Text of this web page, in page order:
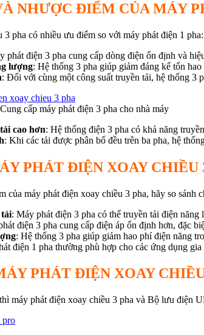
NHƯỢC ĐIỂM CỦA MÁY
pha có nhiều ưu điểm so với máy phát điện 1 pha:
phát điện 3 pha cung cấp dòng điện ổn định và
lượng: Hệ thống 3 pha giúp giảm đáng kể tổn
: Đối với cùng một công suất truyền tải, hệ thống 3
phát điện 3 pha cho nhà máy
cao hơn: Hệ thống điện 3 pha có khả năng
: Khi các tải được phân bố đều trên ba pha, hệ
PHÁT ĐIỆN XOAY CHIỀU
của máy phát điện xoay chiều 3 pha, hãy so sánh
: Máy phát điện 3 pha có thể truyền tải điện
điện 3 pha cung cấp điện áp ổn định hơn, đặc
: Hệ thống 3 pha giúp giảm hao phí điện năng
điện 1 pha thường phù hợp cho các ứng dụng
PHÁT ĐIỆN XOAY
máy phát điện xoay chiều 3 pha và Bộ lưu điện